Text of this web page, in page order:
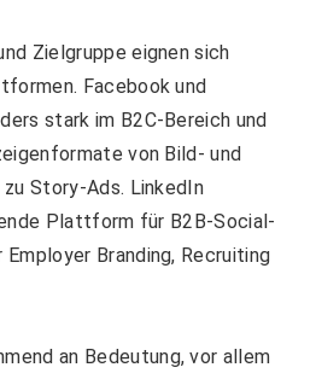
Zielgruppe eignen sich
Facebook und
stark im B2C-Bereich und
von Bild- und
Story-Ads. LinkedIn
Plattform für B2B-Social-
Branding, Recruiting
an Bedeutung, vor allem